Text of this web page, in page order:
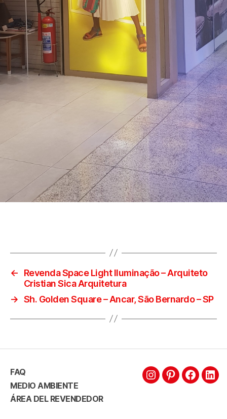
←
Revenda Space Light Iluminação – Arquiteto
Cristian Sica Arquitetura
→ Sh. Golden Square – Ancar, São Bernardo – SP
FAQ
MEDIO AMBIENTE
ÁREA DEL REVENDEDOR